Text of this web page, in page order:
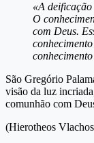
«A
O
com Deus.
São Gregório
visão da luz
comunhão com
(Hierotheos